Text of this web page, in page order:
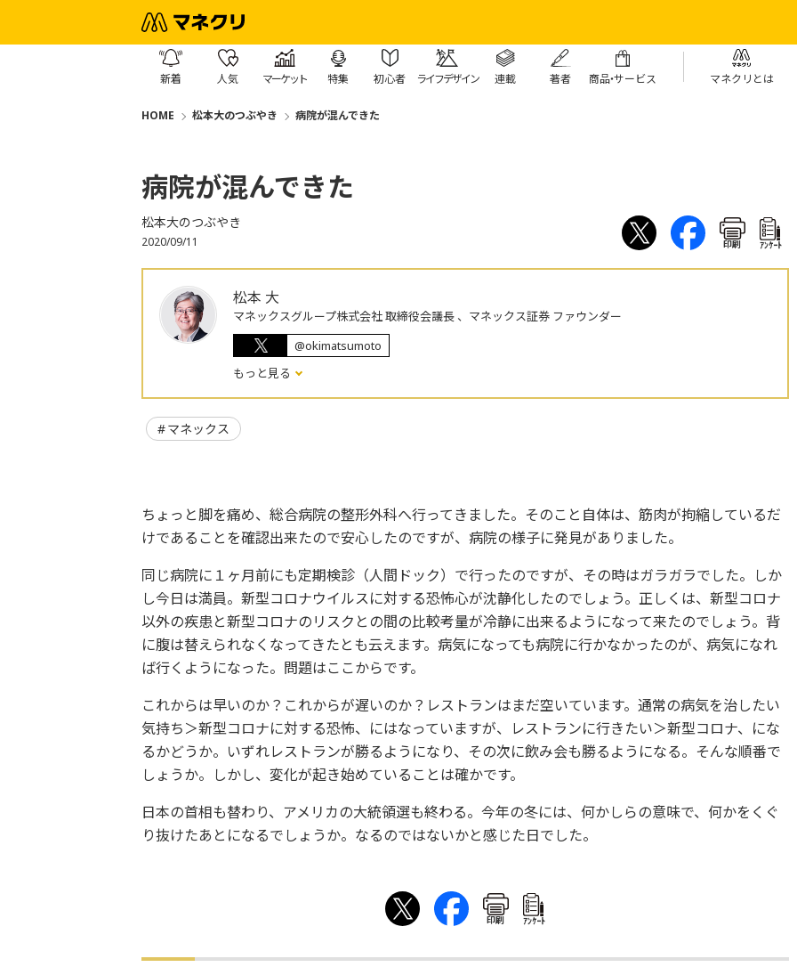
新着 人気 マーケット 特集 初心者 ライフデザイン 連載 著者 商品・サービス マネクリとは
HOME 松本大のつぶやき 病院が混んできた
病院が混んできた
松本大のつぶやき
2020/09/11 印刷 ｱﾝｹｰﾄ
松本 大
マネックスグループ株式会社 取締役会議長 、マネックス証券 ファウンダー
@okimatsumoto
もっと見る
マネックス
ちょっと脚を痛め、総合病院の整形外科へ行ってきました。そのこと自体は、筋肉が拘縮しているだ
けであることを確認出来たので安心したのですが、病院の様子に発見がありました。
同じ病院に１ヶ月前にも定期検診（人間ドック）で行ったのですが、その時はガラガラでした。しか
し今日は満員。新型コロナウイルスに対する恐怖心が沈静化したのでしょう。正しくは、新型コロナ
以外の疾患と新型コロナのリスクとの間の比較考量が冷静に出来るようになって来たのでしょう。背
に腹は替えられなくなってきたとも云えます。病気になっても病院に行かなかったのが、病気になれ
ば行くようになった。問題はここからです。
これからは早いのか？これからが遅いのか？レストランはまだ空いています。通常の病気を治したい
気持ち＞新型コロナに対する恐怖、にはなっていますが、レストランに行きたい＞新型コロナ、にな
るかどうか。いずれレストランが勝るようになり、その次に飲み会も勝るようになる。そんな順番で
しょうか。しかし、変化が起き始めていることは確かです。
日本の首相も替わり、アメリカの大統領選も終わる。今年の冬には、何かしらの意味で、何かをくぐ
り抜けたあとになるでしょうか。なるのではないかと感じた日でした。
印刷 ｱﾝｹｰﾄ